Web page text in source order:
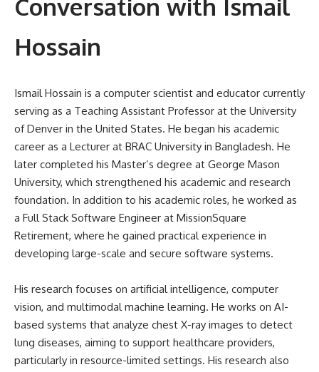
Conversation with Ismail
Hossain
Ismail Hossain is a computer scientist and educator currently
serving as a Teaching Assistant Professor at the University
of Denver in the United States. He began his academic
career as a Lecturer at BRAC University in Bangladesh. He
later completed his Master’s degree at George Mason
University, which strengthened his academic and research
foundation. In addition to his academic roles, he worked as
a Full Stack Software Engineer at MissionSquare
Retirement, where he gained practical experience in
developing large-scale and secure software systems.
His research focuses on artificial intelligence, computer
vision, and multimodal machine learning. He works on AI-
based systems that analyze chest X-ray images to detect
lung diseases, aiming to support healthcare providers,
particularly in resource-limited settings. His research also